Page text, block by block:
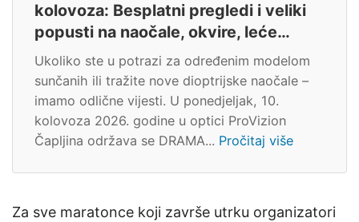
kolovoza: Besplatni pregledi i veliki
popusti na naočale, okvire, leće…
Ukoliko ste u potrazi za određenim modelom
sunčanih ili tražite nove dioptrijske naočale –
imamo odlične vijesti. U ponedjeljak, 10.
kolovoza 2026. godine u optici ProVizion
Čapljina održava se DRAMA... Pročitaj više
Za sve maratonce koji završe utrku organizatori